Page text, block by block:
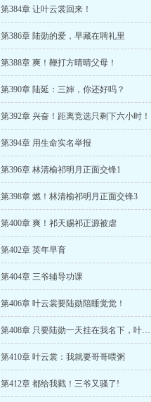
第384章 让叶云裳回来！
第386章 陆勋的爱，早藏在聘礼里
第388章 爽！鞭打方晴晴父母！
第390章 陆延：三婶，你还好吗？
第392章 兴奋！距离竞选只剩下六小时！
第394章 用生命实名举报
第396章 林清榆祁明月正面交锋1
第398章 燃！林清榆祁明月正面交锋3
第400章 爽！祁天赐祁正源被虐
第402章 英年早育
第404章 三爷辅导功课
第406章 叶云裳要陆勋陪睡觉觉！
第408章 只要陆勋一天挂在我名下，叶小姐都别想碰
第410章 叶云裳：我就要哥哥喂粥
第412章 都给我戳！三爷又骚了!